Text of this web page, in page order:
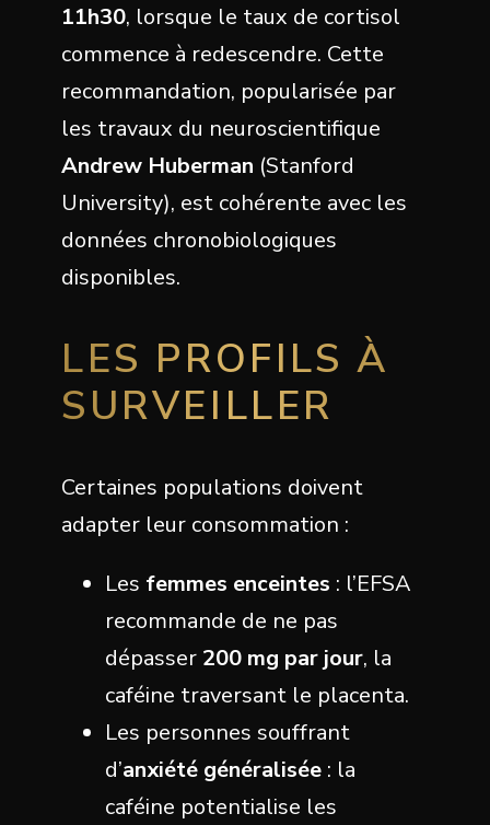
11h30, lorsque le taux de cortisol
commence à redescendre. Cette
recommandation, popularisée par
les travaux du neuroscientifique
Andrew Huberman (Stanford
University), est cohérente avec les
données chronobiologiques
disponibles.
LES PROFILS À
SURVEILLER
Certaines populations doivent
adapter leur consommation :
Les femmes enceintes : l’EFSA
recommande de ne pas
dépasser 200 mg par jour, la
caféine traversant le placenta.
Les personnes souffrant
d’anxiété généralisée : la
caféine potentialise les